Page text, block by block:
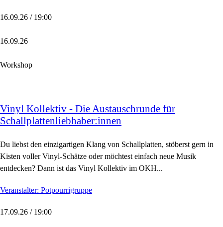
16.09.26 / 19:00
16.09.26
Workshop
Vinyl Kollektiv - Die Austauschrunde für
Schallplattenliebhaber:innen
Du liebst den einzigartigen Klang von Schallplatten, stöberst gern in
Kisten voller Vinyl-Schätze oder möchtest einfach neue Musik
entdecken? Dann ist das Vinyl Kollektiv im OKH...
Veranstalter: Potpourrigruppe
17.09.26 / 19:00